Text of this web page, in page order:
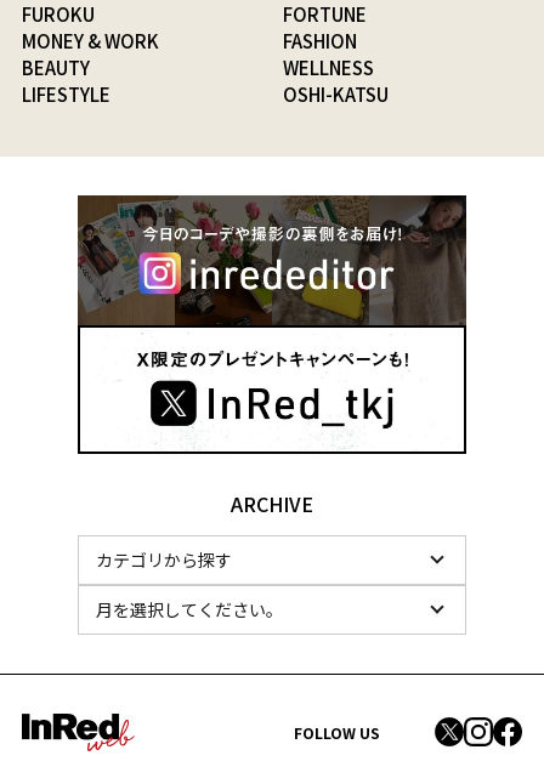
FUROKU
FORTUNE
MONEY & WORK
FASHION
BEAUTY
WELLNESS
LIFESTYLE
OSHI-KATSU
ARCHIVE
FOLLOW US